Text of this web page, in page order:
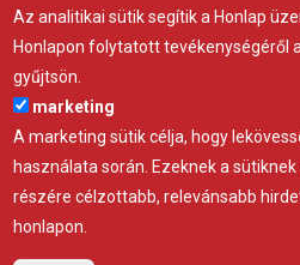
Startrac kistraktor – a
Adatvédelem
Az analitikai sütik segítik a Honlap
Honlapon folytatott tevékenységéről
gyűjtsön.
marketing
A marketing sütik célja, hogy
használata során. Ezeknek a
részére célzottabb, relevánsabb
honlapon.